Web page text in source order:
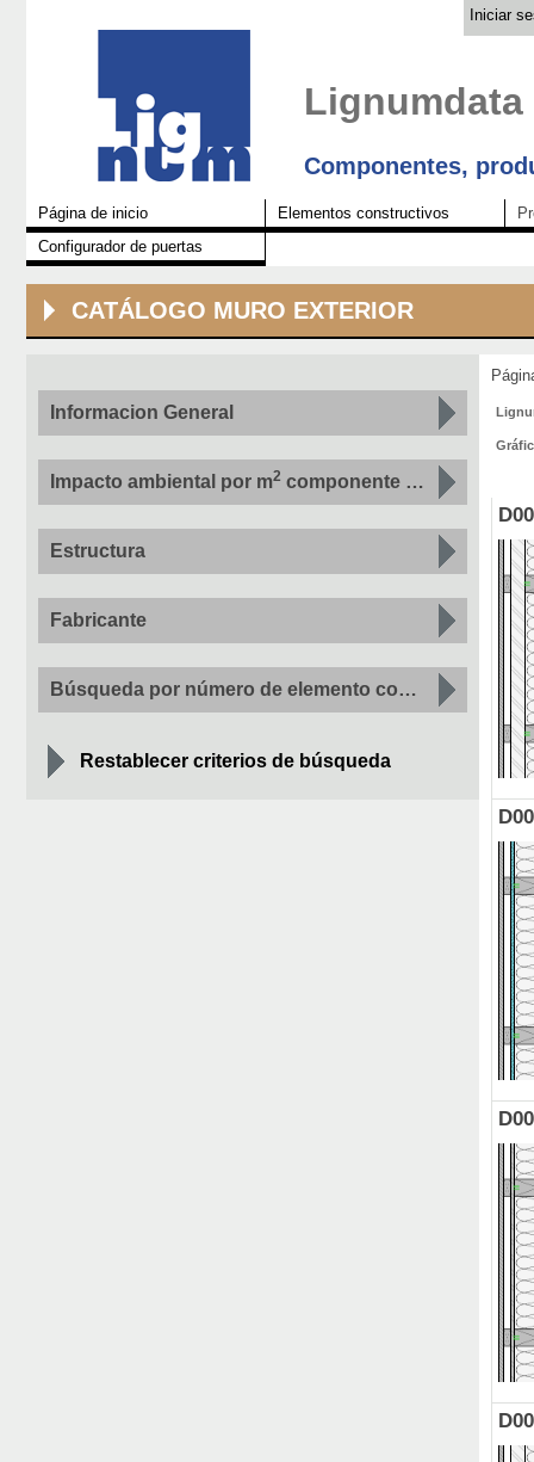
Iniciar
Lignumdata
Componentes,
Página de inicio Elementos constructivos
Configurador de puertas
CATÁLOGO MURO EXTERIOR
Informacion General
Impacto ambiental por m2 componente por indicador
Estructura
Fabricante
Búsqueda por número de elemento constructivo
Restablecer criterios de búsqueda